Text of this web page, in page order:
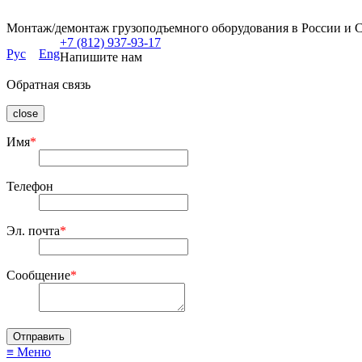
Монтаж/демонтаж грузоподъемного оборудования в России и
Рус
Eng
+7 (812) 937-93-17
Напишите нам
Обратная связь
close
Имя*
Телефон
Эл. почта*
Сообщение*
≡ Меню